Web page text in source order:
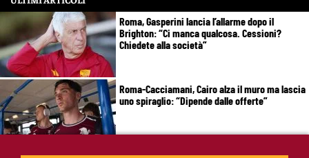
Roma, Gasperini lancia l’allarme dopo il
Brighton: “Ci manca qualcosa. Cessioni?
Chiedete alla società”
Roma-Cacciamani, Cairo alza il muro ma lascia
uno spiraglio: “Dipende dalle offerte”